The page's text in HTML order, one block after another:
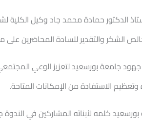
الدكتور حمادة محمد جاد وكيل
الشكر والتقدير للسادة المحاضرين
جامعة بورسعيد لتعزيز الوعي
الاستفادة من الإمكانات المتاحة.
كلمه لأبنائه المشاركين في الندوة